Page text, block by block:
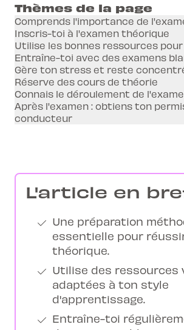
Thèmes de la page
Comprends l'importance de
Inscris-toi à l'examen théorique
Utilise les bonnes ressources
Entraîne-toi avec des examens
Gère ton stress et reste
Réserve des cours de théorie
Connais le déroulement de
Après l'examen : obtiens ton
conducteur
L'article en
Une préparation
essentielle pour
théorique.
Utilise des ressources
adaptées à ton style
d'apprentissage.
Entraîne-toi